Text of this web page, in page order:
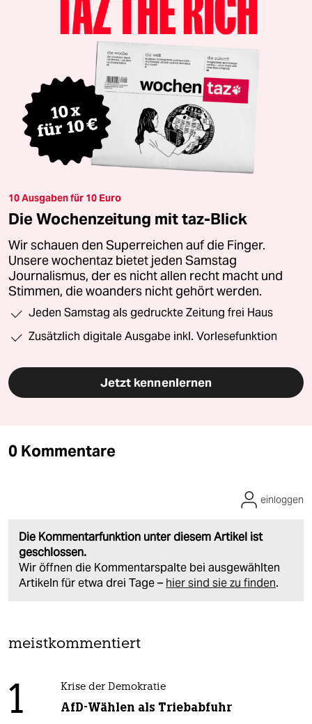
10 Ausgaben für 10 Euro
Die Wochenzeitung mit taz-Blick
Wir schauen den Superreichen auf die Finger.
Unsere wochentaz bietet jeden Samstag
Journalismus, der es nicht allen recht macht und
Stimmen, die woanders nicht gehört werden.
Jeden Samstag als gedruckte Zeitung frei Haus
Zusätzlich digitale Ausgabe inkl. Vorlesefunktion
Jetzt kennenlernen
0 Kommentare
Die Kommentarfunktion unter diesem Artikel ist
geschlossen.
Wir öffnen die Kommentarspalte bei ausgewählten
Artikeln für etwa drei Tage – hier sind sie zu finden.
einloggen
meistkommentiert
1 Krise der Demokratie
AfD-Wählen als Triebabfuhr